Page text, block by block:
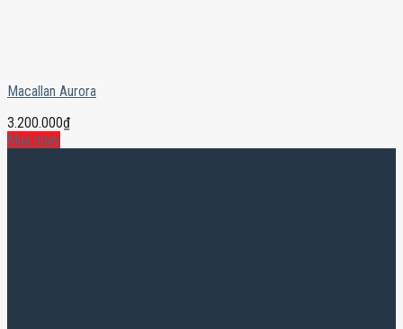
Macallan Aurora
3.200.000₫
Mua ngay